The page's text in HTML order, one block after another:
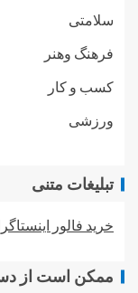
سلامتی
فرهنگ وهنر
کسب و کار
ورزشی
تبلیغات متنی
خرید فالور
ممکن است از